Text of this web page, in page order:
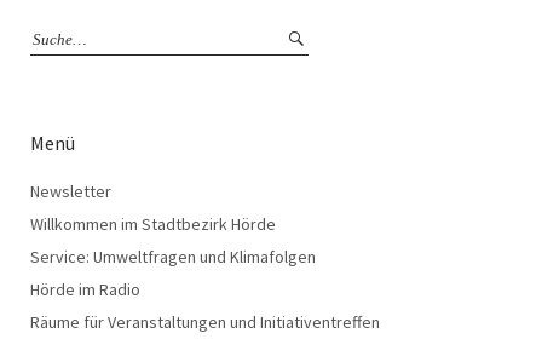
Menü
Newsletter
Willkommen im Stadtbezirk Hörde
Service: Umweltfragen und Klimafolgen
Hörde im Radio
Räume für Veranstaltungen und Initiativentreffen